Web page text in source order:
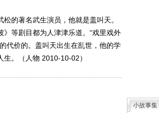
的著名武生演员，他就是盖叫天。
等剧目都为人津津乐道。“戏里戏外
代价的。盖叫天出生在乱世，他的学
。（人物 2010-10-02）
小故事集